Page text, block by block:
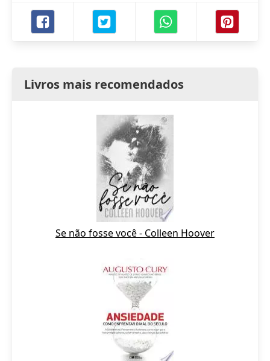
Livros mais recomendados
Se não fosse você - Colleen Hoover